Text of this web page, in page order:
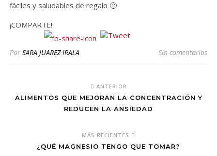
fáciles y saludables de regalo 🙂
¡COMPARTE!
Por SARA JUAREZ IRALA Sin comentarios
ANTERIOR
ALIMENTOS QUE MEJORAN LA CONCENTRACIÓN Y
REDUCEN LA ANSIEDAD
MÁS RECIENTES
¿QUÉ MAGNESIO TENGO QUE TOMAR?